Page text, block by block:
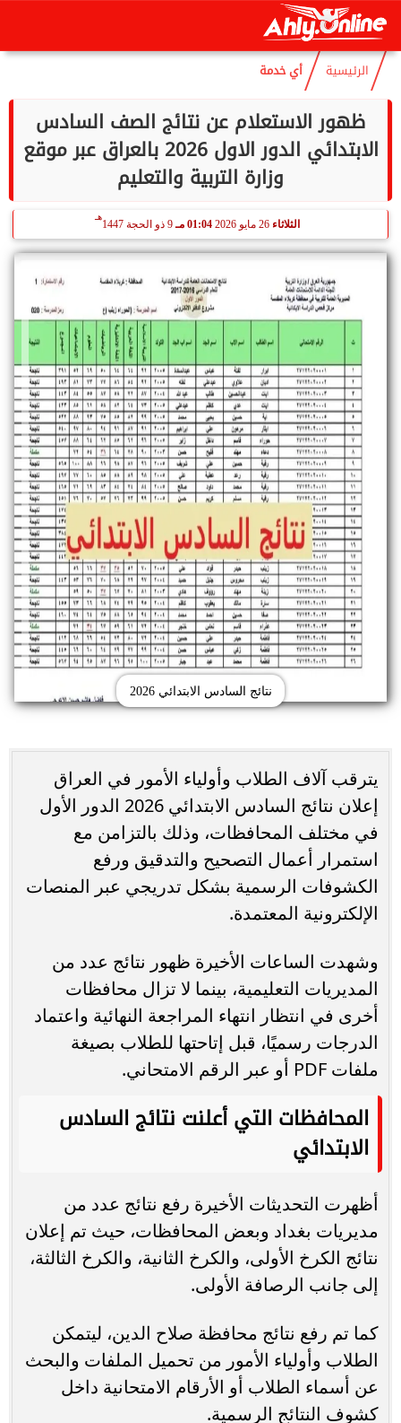
السبت
الرئيسية أي خدمة
ظهور الاستعلام عن نتائج الصف السادس
الابتدائي الدور الاول 2026 بالعراق عبر موقع
وزارة التربية والتعليم
الثلاثاء 26 مايو 2026 01:04 مـ 9 ذو الحجة 1447
هـ
نتائج السادس الابتدائي 2026
يترقب آلاف الطلاب وأولياء الأمور في العراق
إعلان نتائج السادس الابتدائي 2026 الدور الأول
في مختلف المحافظات، وذلك بالتزامن مع
استمرار أعمال التصحيح والتدقيق ورفع
الكشوفات الرسمية بشكل تدريجي عبر المنصات
الإلكترونية المعتمدة.
وشهدت الساعات الأخيرة ظهور نتائج عدد من
المديريات التعليمية، بينما لا تزال محافظات
أخرى في انتظار انتهاء المراجعة النهائية واعتماد
الدرجات رسميًا، قبل إتاحتها للطلاب بصيغة
ملفات PDF أو عبر الرقم الامتحاني.
المحافظات التي أعلنت نتائج السادس
الابتدائي
أظهرت التحديثات الأخيرة رفع نتائج عدد من
مديريات بغداد وبعض المحافظات، حيث تم إعلان
نتائج الكرخ الأولى، والكرخ الثانية، والكرخ الثالثة،
إلى جانب الرصافة الأولى.
كما تم رفع نتائج محافظة صلاح الدين، ليتمكن
الطلاب وأولياء الأمور من تحميل الملفات والبحث
عن أسماء الطلاب أو الأرقام الامتحانية داخل
كشوف النتائج الرسمية.